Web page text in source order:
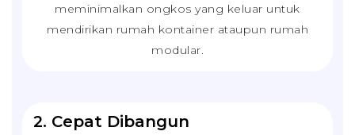
meminimalkan ongkos yang keluar untuk
mendirikan rumah kontainer ataupun rumah
modular.
2. Cepat Dibangun